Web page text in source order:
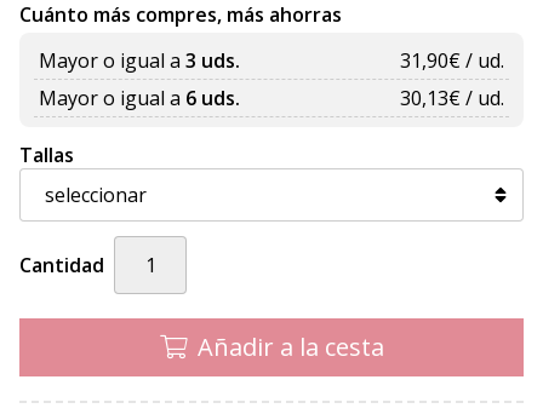
Cuánto más compres, más ahorras
Mayor o igual a 3 uds. 31,90€ / ud.
Mayor o igual a 6 uds. 30,13€ / ud.
Tallas
Cantidad
Añadir a la cesta